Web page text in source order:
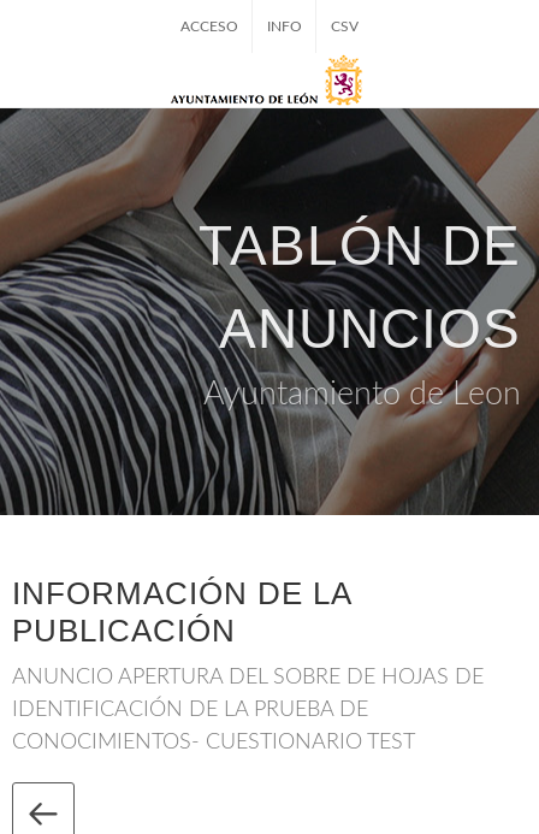
ACCESO INFO CSV
TABLÓN DE
ANUNCIOS
Ayuntamiento de Leon
INFORMACIÓN DE LA
PUBLICACIÓN
ANUNCIO APERTURA DEL SOBRE DE HOJAS DE
IDENTIFICACIÓN DE LA PRUEBA DE
CONOCIMIENTOS- CUESTIONARIO TEST